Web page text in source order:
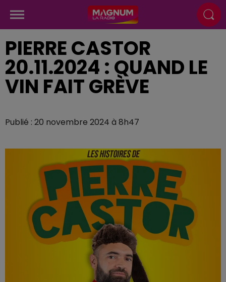
PIERRE CASTOR
20.11.2024 : QUAND LE
VIN FAIT GRÈVE
Publié : 20 novembre 2024 à 8h47